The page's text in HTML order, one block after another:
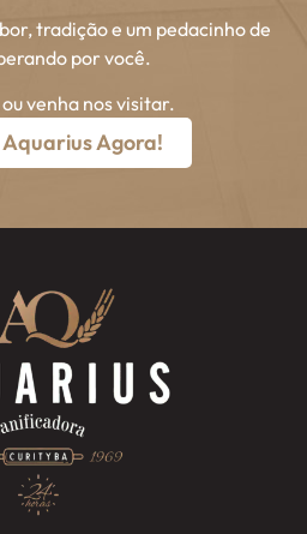
tradição e um pedacinho de
por você.
venha nos visitar.
Agora!